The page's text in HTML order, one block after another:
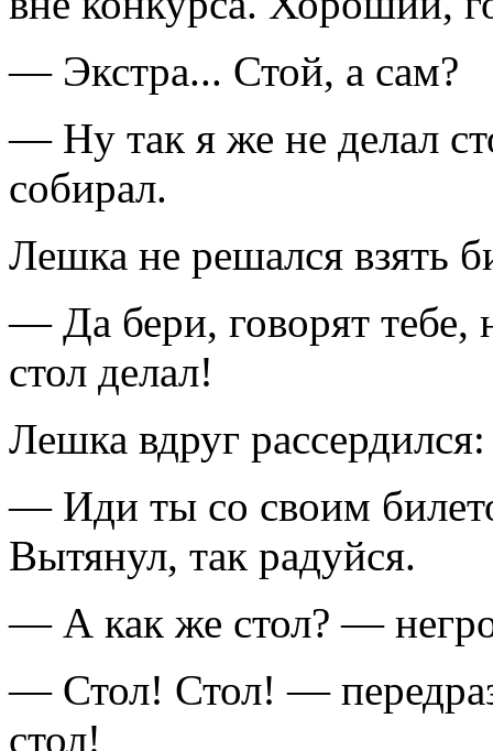
— Экстра... Стой, а сам?
— Ну так я же не делал
собирал.
Лешка не решался взять
— Да бери, говорят тебе,
стол делал!
Лешка вдруг рассердился:
— Иди ты со своим
Вытянул, так радуйся.
— А как же стол? —
— Стол! Стол! —
стол!